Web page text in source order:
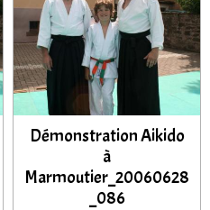
Démonstration Aikido
à
Marmoutier_20060628
_086